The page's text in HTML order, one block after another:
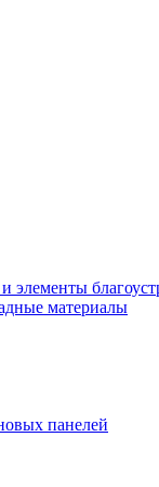
элементы
материалы
панелей